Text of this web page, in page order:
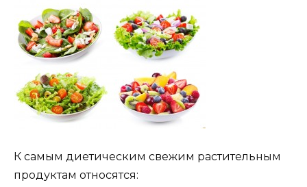
К самым диетическим свежим растительным
продуктам относятся: